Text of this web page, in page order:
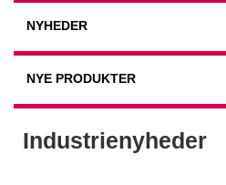
NYHEDER
NYE PRODUKTER
Industrienyheder